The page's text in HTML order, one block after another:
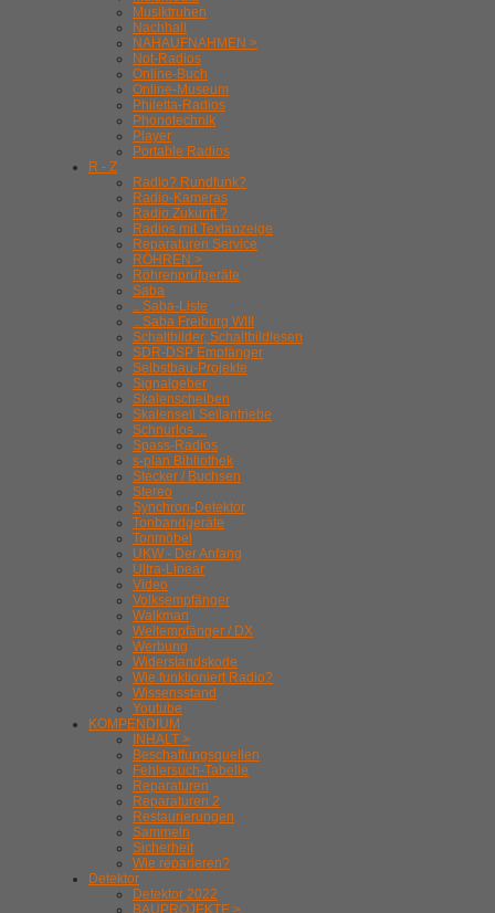
Musiktruhen
Nachhall
NAHAUFNAHMEN >
Not-Radios
Online-Buch
Online-Museum
Philetta-Radios
Phonotechnik
Player
Portable Radios
R - Z
Radio? Rundfunk?
Radio-Kameras
Radio Zukunft ?
Radios mit Textanzeige
Reparaturen Service
RÖHREN >
Röhrenprüfgeräte
Saba
.. Saba-Liste
.. Saba Freiburg WIII
Schaltbilder, Schaltbildlesen
SDR-DSP Empfänger
Selbstbau-Projekte
Signalgeber
Skalenscheiben
Skalenseil Seilantriebe
Schnurlos ...
Spass-Radios
s-plan Bibliothek
Stecker / Buchsen
Stereo
Synchron-Detektor
Tonbandgeräte
Tonmöbel
UKW - Der Anfang
Ultra-Linear
Video
Volksempfänger
Walkman
Weltempfänger / DX
Werbung
Widerstandskode
Wie funktioniert Radio?
Wissensstand
Youtube
KOMPENDIUM
INHALT >
Beschaffungsquellen
Fehlersuch-Tabelle
Reparaturen
Reparaturen 2
Restaurierungen
Sammeln
Sicherheit
Wie reparieren?
Detektor
Detektor 2022
BAUPROJEKTE >